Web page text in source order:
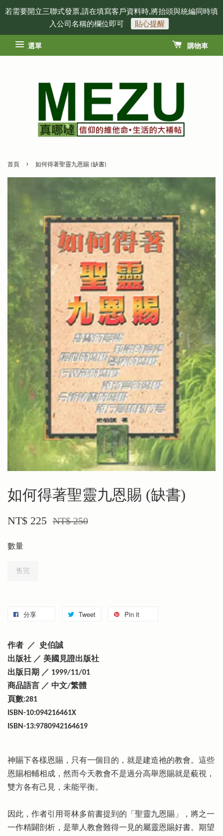
若需要開立三聯式發票,請在填寫客戶資料時,將抬頭與統編同時填
入公司名稱的欄位即可
貼心提醒
選單 購物車
首頁 › 如何得著聖靈九恩賜 (缺書)
如何得著聖靈九恩賜 (缺書)
NT$ 225 NT$ 250
數量
售完
分享 Tweet Pin it
作者 ／ 史伯誠
出版社 ／ 美國見證出版社
出版日期 ／ 1999/11/01
商品語言 ／ 中文/繁體
頁數:281
ISBN-10:094216461X
ISBN-13:9780942164619
神賜下各樣恩賜，只有一個目的，就是建造祂的教會。這些
恩賜相輔相成，然而今天教會不是過分高舉恩賜就是藐視，
雙方各有己見，未能平衡。
因此，作者引用哥林多前書提到的「聖靈九恩賜」，將之一
一作精闢剖析，是華人教會難得一見的屬靈恩賜好書。期望